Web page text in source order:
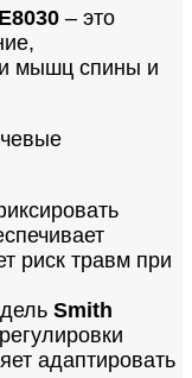
– это
мышц спины и
риск травм при
Smith
адаптировать